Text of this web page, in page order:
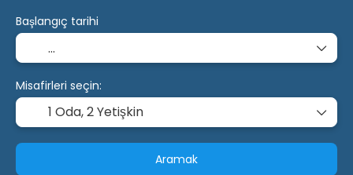
Başlangıç tarihi
Misafirleri seçin:
1 Oda,2 Yetişkin
Aramak